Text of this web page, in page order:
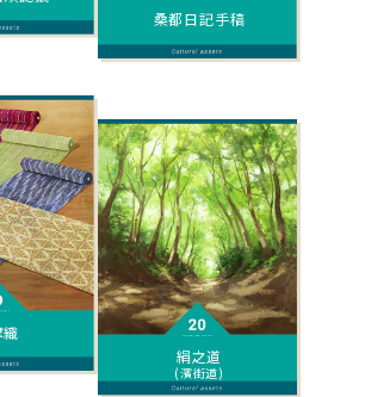
桑都日記手稿
絹之道
(濱街道)